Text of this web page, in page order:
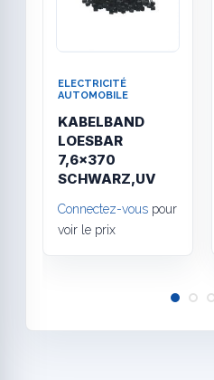
ELECTRICITÉ
AUTOMOBILE
KABELBAND
LOESBAR
7,6x370
SCHWARZ,UV
Connectez-vous pour
voir le prix